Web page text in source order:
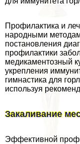
Профилактика и
народными
постановления
профилактики
медикаментозный
укрепления
гимнастика для
используя
Закаливание
Эффективной